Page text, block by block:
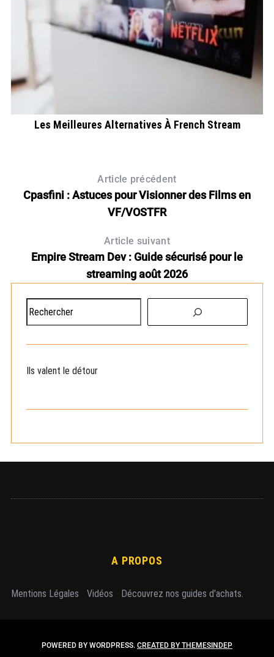
Les Meilleures Alternatives À French Stream
Article précédent
Cpasfini : Astuces pour Visionner des Films en
VF/VOSTFR
Article suivant
Empire Stream Dev : Guide sécurisé pour le
streaming août 2026
e
h
r Ils valent le détour
A PROPOS
Mentions Légales Vidéos Découvrez nos guides d'achats.
POWERED BY WORDPRESS. CREATED BY THEMESINDEP